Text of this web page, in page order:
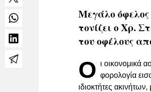
Μεγάλο όφελος
τονίζει ο Χρ.
του οφέλους
Ο ι οικονομικά
φορολογία
ιδιοκτήτες